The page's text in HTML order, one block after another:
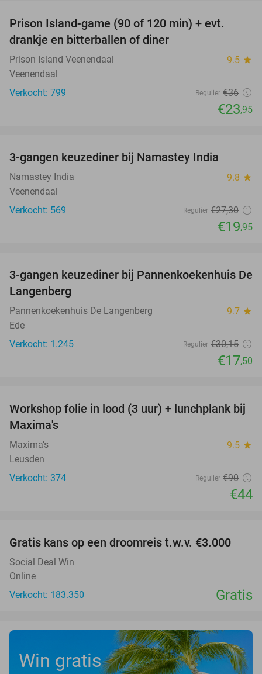
Prison Island-game (90 of 120 min) + evt.
drankje en bitterballen of diner
Prison Island Veenendaal 9.5 star
Veenendaal
Verkocht: 799
Regulier €36
€23,95
3-gangen keuzediner bij Namastey India
Namastey India 9.8 star
Veenendaal
Verkocht: 569
Regulier €27,30
€19,95
42%
3-gangen keuzediner bij Pannenkoekenhuis De
Langenberg
Pannenkoekenhuis De Langenberg 9.7 star
Ede
Verkocht: 1.245
Regulier €30,15
€17,50
51%
Workshop folie in lood (3 uur) + lunchplank bij
Maxima's
Maxima’s 9.5 star
Leusden
Verkocht: 374
Regulier €90
€44
Gratis kans op een droomreis t.w.v. €3.000
Social Deal Win
Online
Verkocht: 183.350
Gratis
Win gratis